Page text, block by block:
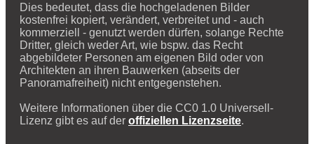
Dies bedeutet, dass die hochgeladenen Bilder
kostenfrei kopiert, verändert, verbreitet und - auch
kommerziell - genutzt werden dürfen, solange Rechte
Dritter, gleich weder Art, wie bspw. das Recht
abgebildeter Personen am eigenen Bild oder von
Architekten an ihren Bauwerken (abseits der
Panoramafreiheit) nicht entgegenstehen.
Weitere Informationen über die CC0 1.0 Universell-
Lizenz gibt es auf der offiziellen Lizenzseite.